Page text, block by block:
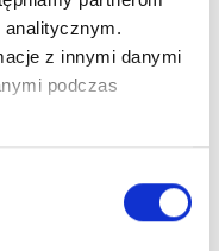
analitycznym.
z innymi danymi
podczas